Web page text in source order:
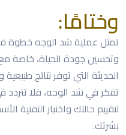
وختامًا:
تمثل عملية شد الوجه خطوة
وتحسين جودة الحياة، خاصة مع
الحديثة التي توفر نتائج
تفكر في شد الوجه، فلا تتردد
لتقييم حالتك واختيار التقنية
بشرتك.